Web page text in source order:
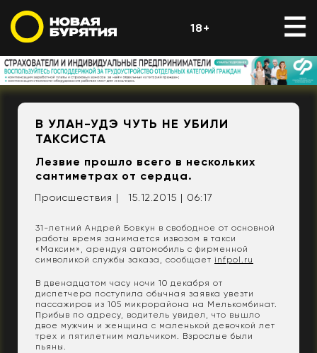
18+
В УЛАН-УДЭ ЧУТЬ НЕ УБИЛИ
ТАКСИСТА
Лезвие прошло всего в нескольких
сантиметрах от сердца.
Происшествия | 15.12.2015 | 06:17
31-летний Андрей Бовкун в свободное от основной
работы время занимается извозом в такси
«Максим», арендуя автомобиль с фирменной
символикой службы заказа, сообщает infpol.ru
В двенадцатом часу ночи 10 декабря от
диспетчера поступила обычная заявка увезти
пассажиров из 105 микрорайона на Мелькомбинат.
Прибыв по адресу, водитель увидел, что вышло
двое мужчин и женщина с маленькой девочкой лет
трех и пятилетним мальчиком. Взрослые были
пьяны.